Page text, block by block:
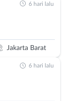
Jakarta Barat
6 hari lalu
6 hari lalu